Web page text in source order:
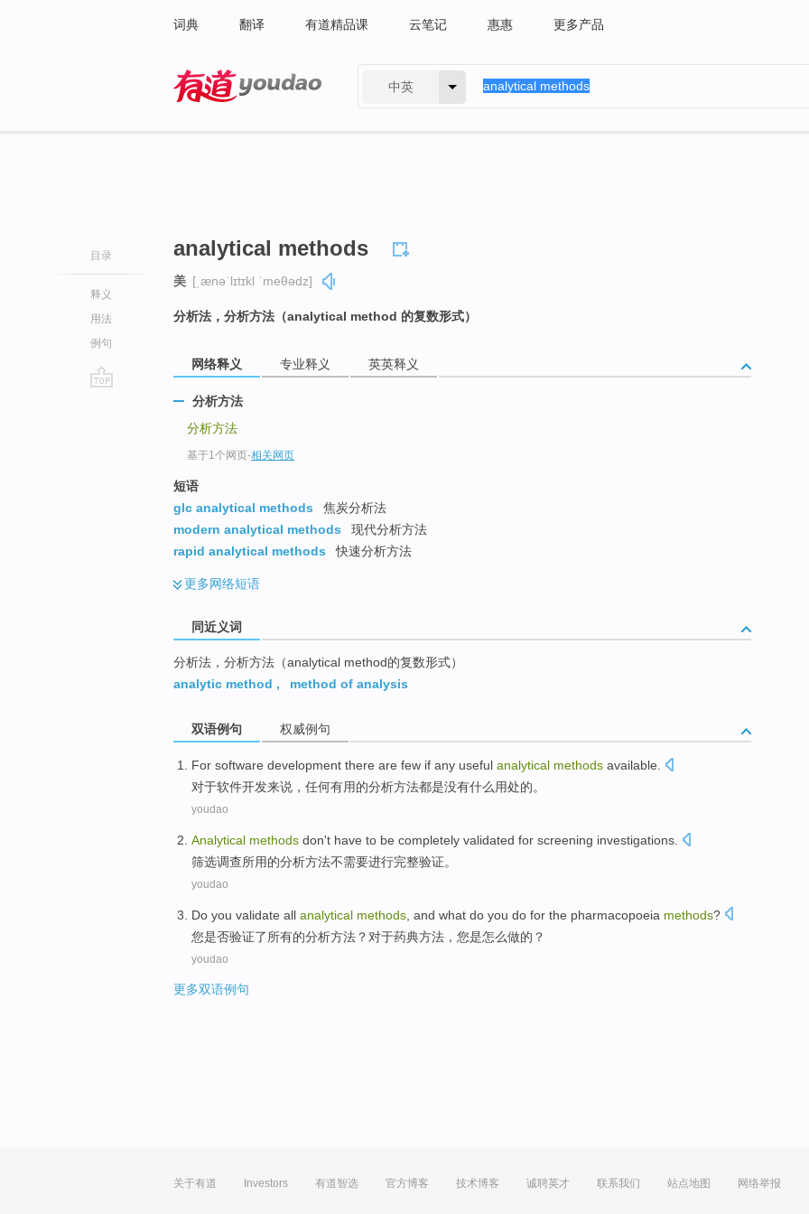
词典 翻译 有道精品课 云笔记 惠惠 更多产品
中英
目录
释义
用法
例句
analytical methods
美 [ˌænəˈlɪtɪkl ˈmeθədz]
分析法，分析方法（analytical method 的复数形式）
网络释义 专业释义 英英释义
分析方法
分析方法
基于1个网页-相关网页
短语
glc analytical methods
焦炭分析法
modern analytical methods
现代分析方法
rapid analytical methods
快速分析方法
更多网络短语
同近义词
分析法，分析方法（analytical method的复数形式）
analytic method , method of analysis
双语例句 权威例句
For software development there are few if any useful analytical methods available.
对于软件开发来说， 任何有用的分析方法都是没有什么 用处的。
youdao
Analytical methods don't have to be completely validated for screening investigations
筛选调查所用的分析方法不需要进行完整验证。
youdao
Do you validate all analytical methods , and what do you do for the pharmacopoeia methods?
您是否验证了所有的分析方法 ？ 对于药典方法，您是怎么做的？
youdao
更多双语例句
关于有道 Investors 有道智选 官方博客 技术博客 诚聘英才 联系我们 站点地图 网络举报